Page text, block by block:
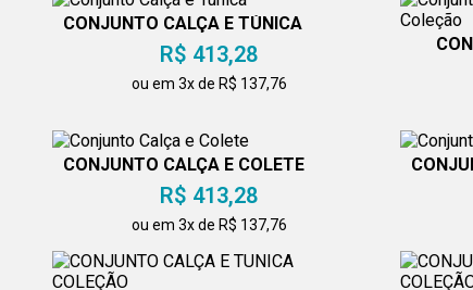
CONJUNTO CALÇA E TÚNICA
R$ 413,28
ou em 3x de R$ 137,76
CONJUNTO CALÇA E COLETE
R$ 413,28
ou em 3x de R$ 137,76